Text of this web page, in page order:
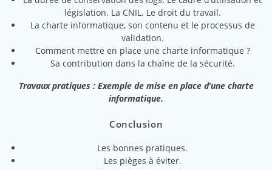
législation. La CNIL. Le droit du travail.
La charte informatique, son contenu et le processus de
validation.
Comment mettre en place une charte informatique ?
Sa contribution dans la chaîne de la sécurité.
Travaux pratiques : Exemple de mise en place d’une charte
informatique.
Conclusion
Les bonnes pratiques.
Les pièges à éviter.